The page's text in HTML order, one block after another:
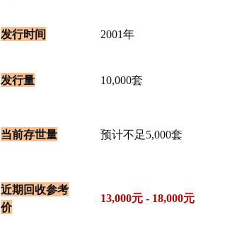
发行时间 2001年
发行量 10,000套
当前存世量 预计不足5,000套
近期回收参考
价
13,000元 - 18,000元